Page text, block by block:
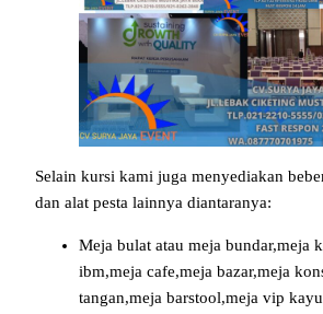
Selain kursi kami juga menyediakan
dan alat pesta lainnya diantaranya:
Meja bulat atau meja bundar,meja
ibm,meja cafe,meja bazar,meja
tangan,meja barstool,meja vip